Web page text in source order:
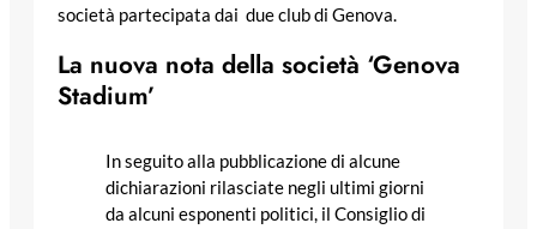
società partecipata dai due club di Genova.
La nuova nota della società ‘Genova
Stadium’
In seguito alla pubblicazione di alcune
dichiarazioni rilasciate negli ultimi giorni
da alcuni esponenti politici, il Consiglio di